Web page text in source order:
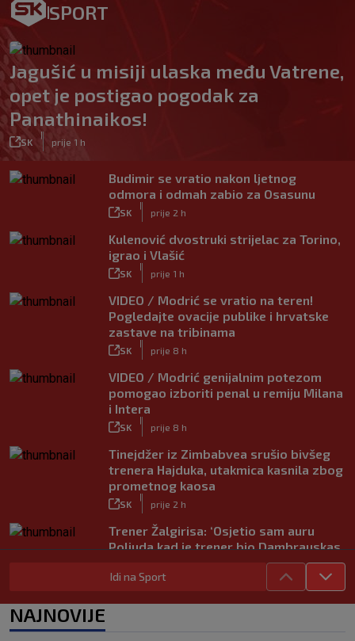
SPORT
Jagušić u misiji ulaska među Vatrene,
opet je postigao pogodak za
Panathinaikos!
SK prije 1 h
Budimir se vratio nakon ljetnog
odmora i odmah zabio za Osasunu
SK prije 2 h
Kulenović dvostruki strijelac za Torino,
igrao i Vlašić
SK prije 1 h
VIDEO / Modrić se vratio na teren!
Pogledajte ovacije publike i hrvatske
zastave na tribinama
SK prije 8 h
VIDEO / Modrić genijalnim potezom
pomogao izboriti penal u remiju Milana
i Intera
SK prije 8 h
Tinejdžer iz Zimbabvea srušio bivšeg
trenera Hajduka, utakmica kasnila zbog
prometnog kaosa
SK prije 2 h
Trener Žalgirisa: ‘Osjetio sam auru
Poljuda kad je trener bio Dambrauskas.
Hajduk danas igra nestabilno’
SK
|
prije 4 h
Vatreni u Cityju sve bolji: ‘Kovačić
Idi na Sport
NAJNOVIJE